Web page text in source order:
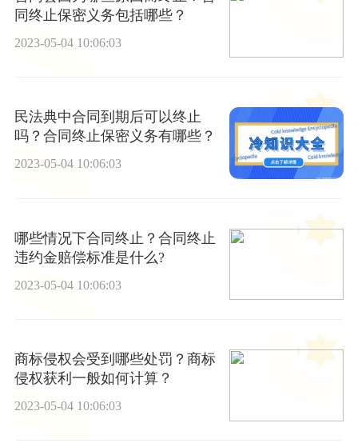
同终止保密义务包括哪些？
2023-05-04 10:06:03
民法典中合同到期后可以终止
吗？合同终止保密义务有哪些？
2023-05-04 10:06:03
哪些情况下合同终止？合同终止
违约金赔偿标准是什么?
2023-05-04 10:06:03
商标侵权会受到哪些处罚？商标
侵权获利一般如何计算？
2023-05-04 10:06:03